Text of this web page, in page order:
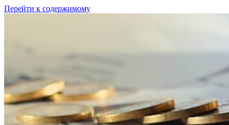
Перейти к содержимому